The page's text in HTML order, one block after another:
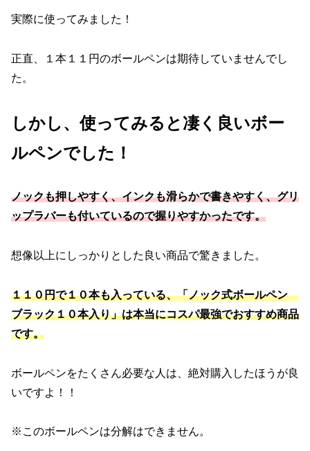
実際に使ってみました！
正直、１本１１円のボールペンは期待していませんでし
た。
しかし、使ってみると凄く良いボー
ルペンでした！
ノックも押しやすく、インクも滑らかで書きやすく、グリ
ップラバーも付いているので握りやすかったです。
想像以上にしっかりとした良い商品で驚きました。
１１０円で１０本も入っている、「ノック式ボールペン
ブラック１０本入り」は本当にコスパ最強でおすすめ商品
です。
ボールペンをたくさん必要な人は、絶対購入したほうが良
いですよ！！
※このボールペンは分解はできません。